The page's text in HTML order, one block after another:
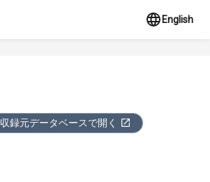
English
収録元データベースで開く